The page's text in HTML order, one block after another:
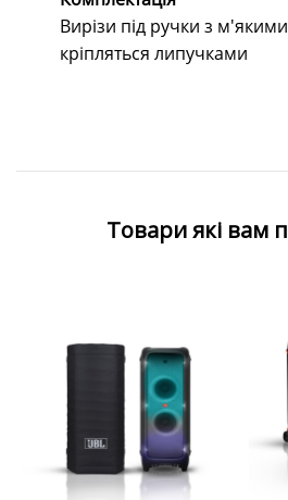
Вирізи під ручки з
кріпляться липучками
Товари які вам